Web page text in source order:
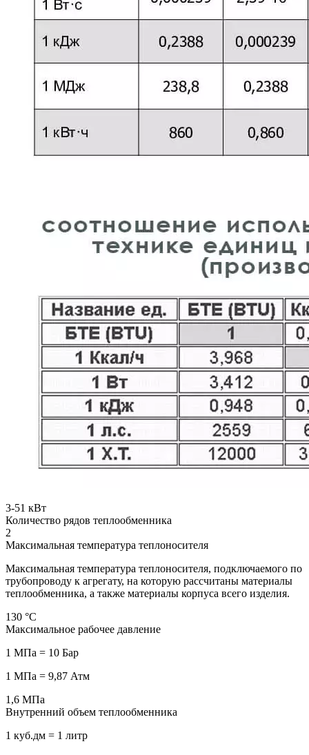
3-51 кВт
Количество рядов теплообменника
2
Максимальная температура теплоносителя
Максимальная температура теплоносителя, подключаемого по
трубопроводу к агрегату, на которую рассчитаны материалы
теплообменника, а также материалы корпуса всего изделия.
130 °С
Максимальное рабочее давление
1 МПа = 10 Бар
1 МПа = 9,87 Атм
1,6 МПа
Внутренний объем теплообменника
1 куб.дм = 1 литр